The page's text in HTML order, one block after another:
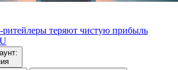
теряют чистую прибыль